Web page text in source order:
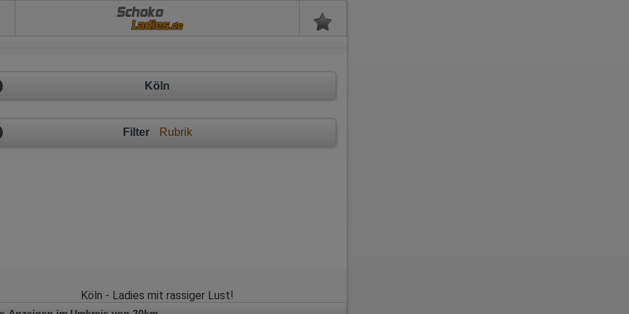
Schoko
Köln
Filter Rubrik
Köln - Ladies mit rassiger Lust!